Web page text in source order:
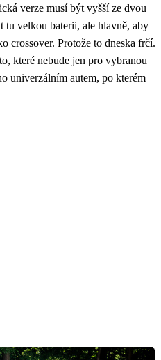
verze musí být vyšší ze dvou
tu velkou baterii, ale hlavně, aby
crossover. Protože to dneska frčí.
které nebude jen pro vybranou
univerzálním autem, po kterém